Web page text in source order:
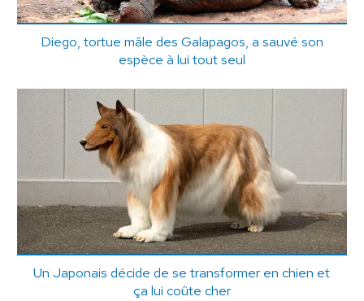
Diego, tortue mâle des Galapagos, a sauvé son
espèce à lui tout seul
Un Japonais décide de se transformer en chien et
ça lui coûte cher